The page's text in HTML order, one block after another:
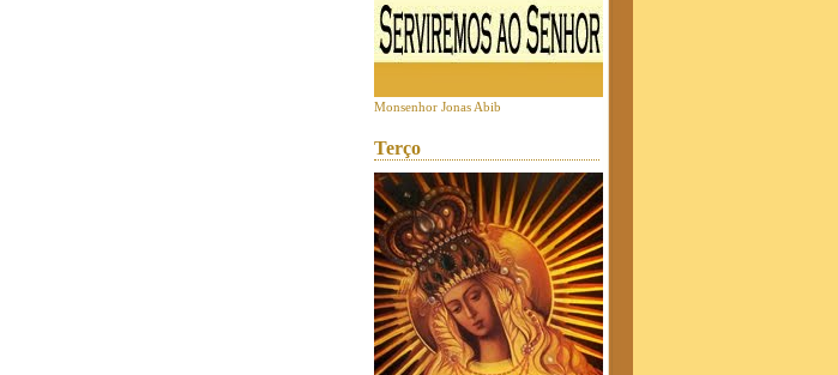
Monsenhor Jonas Abib
Terço